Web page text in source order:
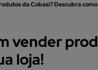
da Cobasi? Descubra
vender
loja!